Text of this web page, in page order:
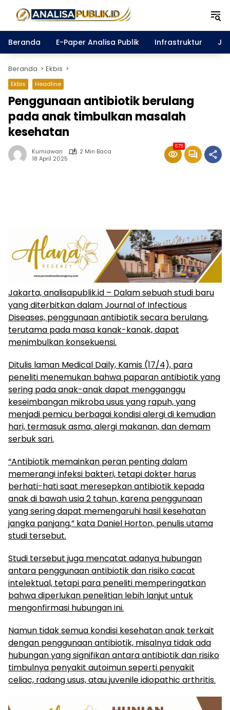
Beranda
E-Paper Analisa Publik Infrastruktur
Beranda Ekbis
Ekbis Headline
Penggunaan antibiotik berulang
pada anak timbulkan masalah
kesehatan
Kurniawan
2 Min Baca
18 April 2025
675
Jakarta, analisapublik.id – Dalam sebuah studi baru
yang diterbitkan dalam Journal of Infectious
Diseases, penggunaan antibiotik secara berulang,
terutama pada masa kanak-kanak, dapat
menimbulkan konsekuensi.
Ditulis laman Medical Daily, Kamis (17/4), para
peneliti menemukan bahwa paparan antibiotik yang
sering pada anak-anak dapat mengganggu
keseimbangan mikroba usus yang rapuh, yang
menjadi pemicu berbagai kondisi alergi di kemudian
hari, termasuk asma, alergi makanan, dan demam
serbuk sari.
“Antibiotik memainkan peran penting dalam
memerangi infeksi bakteri, tetapi dokter harus
berhati-hati saat meresepkan antibiotik kepada
anak di bawah usia 2 tahun, karena penggunaan
yang sering dapat memengaruhi hasil kesehatan
jangka panjang,” kata Daniel Horton, penulis utama
studi tersebut.
Studi tersebut juga mencatat adanya hubungan
antara penggunaan antibiotik dan risiko cacat
intelektual, tetapi para peneliti memperingatkan
bahwa diperlukan penelitian lebih lanjut untuk
mengonfirmasi hubungan ini.
Namun tidak semua kondisi kesehatan anak terkait
dengan penggunaan antibiotik, misalnya tidak ada
hubungan yang signifikan antara antibiotik dan risiko
timbulnya penyakit autoimun seperti penyakit
celiac, radang usus, atau juvenile idiopathic arthritis.